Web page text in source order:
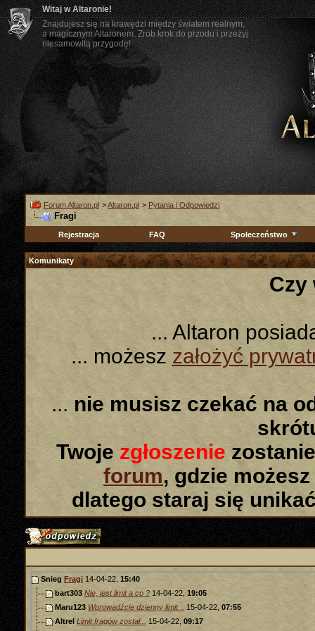
Witaj w Altaronie!
Znajdujesz się na krawędzi między światem realnym,
a magicznym Altaronem. Zrób krok do przodu i przeżyj
niesamowitą przygodę!
Forum Altaron.pl >Altaron.pl > Pytania i Odpowiedzi
Fragi
Rejestracja FAQ Społeczeństwo
Komunikaty
Czy
... Altaron
... możeszzałożyć
... nie musisz czekać na
Twoje zgłoszenie
forum, gdzie
dlatego staraj się
Snieg Fragi 14-04-22, 15:40
bart303 Nie, jest limit a co ? 14-04-22, 19:05
Maru123 Wprowadźcie dzienny limit... 15-04-22, 07:55
Altrel Limit fragów został... 15-04-22, 09:17